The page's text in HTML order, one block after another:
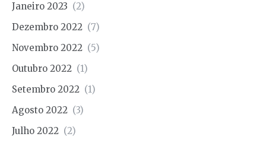
Janeiro 2023 (2)
Dezembro 2022 (7)
Novembro 2022 (5)
Outubro 2022 (1)
Setembro 2022 (1)
Agosto 2022 (3)
Julho 2022 (2)